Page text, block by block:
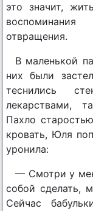
это значит,
отвращения.
В маленькой
них были
теснились
лекарствами,
Пахло
кровать, Юля
уронила:
— Смотри у
собой сделать,
Сейчас